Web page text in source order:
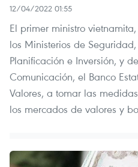
12/04/2022 01:55
El primer ministro
los Ministerios de
Planificación e Inversión, y
Comunicación, el Banco
Valores, a tomar las
los mercados de valores y